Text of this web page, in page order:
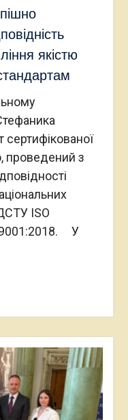
якістю
проведений з
ISO
9001:2018. У